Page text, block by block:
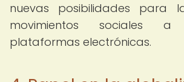
nuevas posibilidades para
movimientos sociales
plataformas electrónicas.